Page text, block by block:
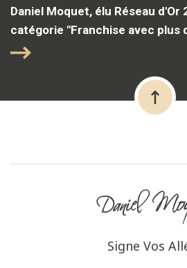
Daniel Moquet, élu Réseau d'Or
catégorie "Franchise avec plus
Signe Vos